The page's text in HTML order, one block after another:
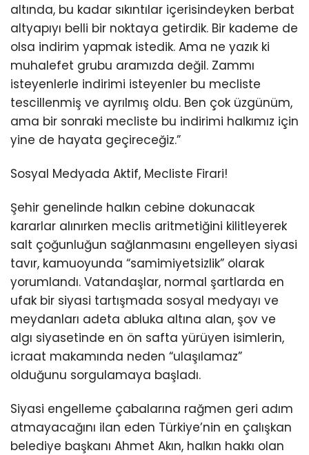
altında, bu kadar sıkıntılar içerisindeyken berbat
altyapıyı belli bir noktaya getirdik. Bir kademe de
olsa indirim yapmak istedik. Ama ne yazık ki
muhalefet grubu aramızda değil. Zammı
isteyenlerle indirimi isteyenler bu mecliste
tescillenmiş ve ayrılmış oldu. Ben çok üzgünüm,
ama bir sonraki mecliste bu indirimi halkımız için
yine de hayata geçireceğiz.”
Sosyal Medyada Aktif, Mecliste Firari!
Şehir genelinde halkın cebine dokunacak
kararlar alınırken meclis aritmetiğini kilitleyerek
salt çoğunluğun sağlanmasını engelleyen siyasi
tavır, kamuoyunda “samimiyetsizlik” olarak
yorumlandı. Vatandaşlar, normal şartlarda en
ufak bir siyasi tartışmada sosyal medyayı ve
meydanları adeta abluka altına alan, şov ve
algı siyasetinde en ön safta yürüyen isimlerin,
icraat makamında neden “ulaşılamaz”
olduğunu sorgulamaya başladı.
Siyasi engelleme çabalarına rağmen geri adım
atmayacağını ilan eden Türkiye’nin en çalışkan
belediye başkanı Ahmet Akın, halkın hakkı olan